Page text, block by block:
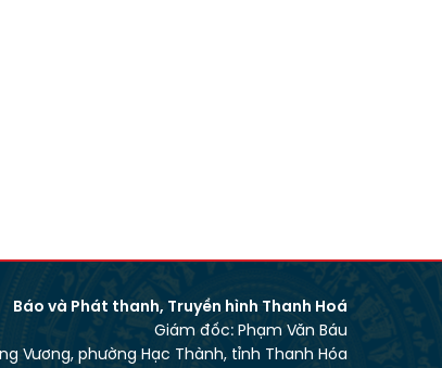
Báo và Phát thanh, Truyền hình Thanh Hoá
Giám đốc: Phạm Văn Báu
Vương, phường Hạc Thành, tỉnh Thanh Hóa